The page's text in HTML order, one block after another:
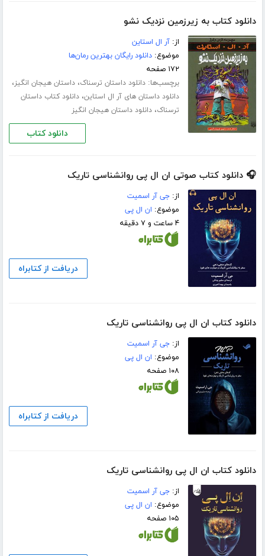
دانلود کتاب به زیرزمین نزدیک نشو
از:آر ال استاین
موضوع:دانلود رایگان بهترین رمان‌ها
۱۷۲ صفحه
برچسب‌ها:دانلود داستان ترسناک،داستان هیجان انگیز،
دانلود داستان های آر ال استاین،دانلود کتاب داستان
ترسناک،دانلود داستان هیجان انگیز
دانلود کتاب
🎧 دانلود کتاب صوتی ان ال پی روانشناسی تاریک
از:جی آر اسمیت
موضوع: ان ال پی
۴ ساعت و ۷ دقیقه
دریافت از کتابراه
دانلود کتاب ان ال پی روانشناسی تاریک
از:جی آر اسمیت
موضوع: ان ال پی
۱۰۸ صفحه
دریافت از کتابراه
دانلود کتاب ان ال پی روانشناسی تاریک
از:جی آر اسمیت
موضوع: ان ال پی
۱۰۵ صفحه